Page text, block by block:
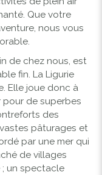
Que votre
nous vous
de chez nous, est
fin. La Ligurie
Elle joue donc à
de superbes
des
vastes pâturages et
par une mer qui
de villages
un spectacle